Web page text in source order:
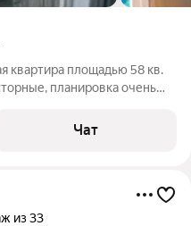
квартира площадью 58 кв.
планировка очень
на 14 этаже панельного
Чат
из 33